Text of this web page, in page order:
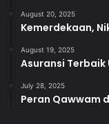
August 20, 2025
Kemerdekaan,
August 19, 2025
Asuransi Terbaik
July 28, 2025
Peran Qawwam